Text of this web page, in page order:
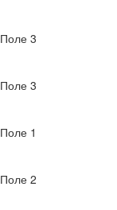
Поле 3
Поле 3
Поле 1
Поле 2